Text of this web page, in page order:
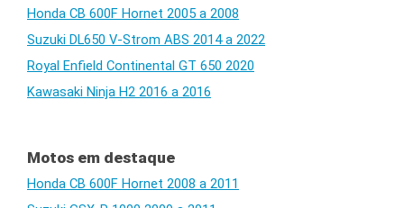
Honda CB 600F Hornet 2005 a 2008
Suzuki DL650 V-Strom ABS 2014 a 2022
Royal Enfield Continental GT 650 2020
Kawasaki Ninja H2 2016 a 2016
Motos em destaque
Honda CB 600F Hornet 2008 a 2011